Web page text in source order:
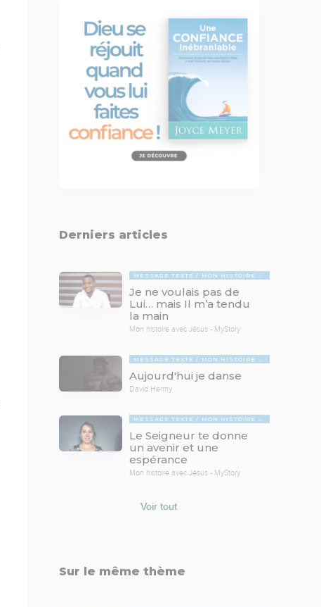
Derniers articles
MESSAGE TEXTE MON HISTOIRE AVEC JÉSUS - MYSTORY
Je ne voulais pas de
Lui… mais Il m’a tendu
la main
Mon histoire avec Jésus - MyStory
MESSAGE TEXTE MON HISTOIRE AVEC JÉSUS - MYSTORY
Aujourd'hui je danse
David Hermy
MESSAGE TEXTE MON HISTOIRE AVEC JÉSUS - MYSTORY
Le Seigneur te donne
un avenir et une
espérance
Mon histoire avec Jésus - MyStory
Voir tout
Sur le même thème